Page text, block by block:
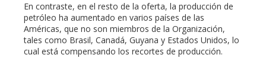
En contraste, en el resto de la oferta, la producción de
petróleo ha aumentado en varios países de las
Américas, que no son miembros de la Organización,
tales como Brasil, Canadá, Guyana y Estados Unidos, lo
cual está compensando los recortes de producción.